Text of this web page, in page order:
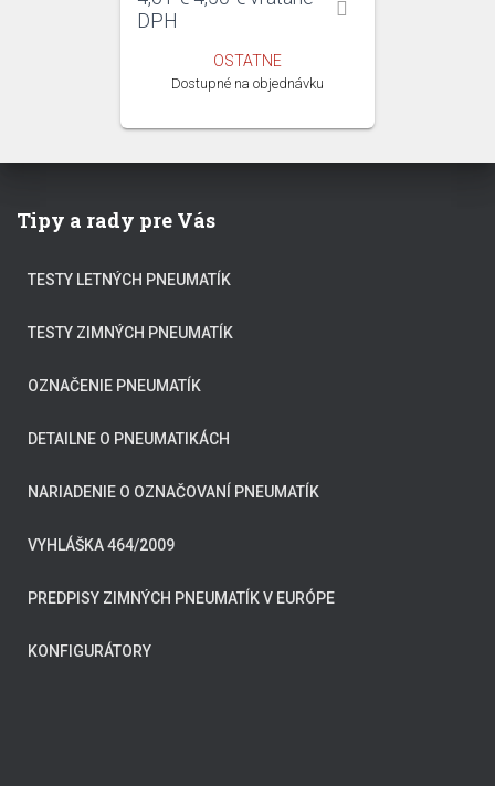
4,61 €.4,50 €.
DPH
OSTATNE
Dostupné na objednávku
Tipy a rady pre Vás
TESTY LETNÝCH PNEUMATÍK
TESTY ZIMNÝCH PNEUMATÍK
OZNAČENIE PNEUMATÍK
DETAILNE O PNEUMATIKÁCH
NARIADENIE O OZNAČOVANÍ PNEUMATÍK
VYHLÁŠKA 464/2009
PREDPISY ZIMNÝCH PNEUMATÍK V EURÓPE
KONFIGURÁTORY